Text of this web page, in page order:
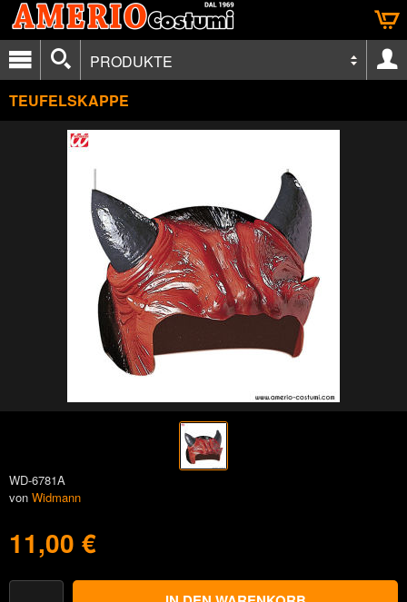
PRODUKTE
TEUFELSKAPPE
WD-6781A
von Widmann
11,00 €